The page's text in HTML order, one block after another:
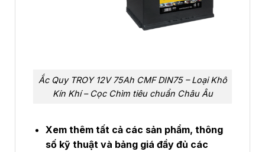
Ắc Quy TROY 12V 75Ah CMF DIN75 – Loại Khô
Kín Khí – Cọc Chìm tiêu chuẩn Châu Âu
Xem thêm tất cả các sản phẩm, thông
số kỹ thuật và bảng giá đầy đủ các